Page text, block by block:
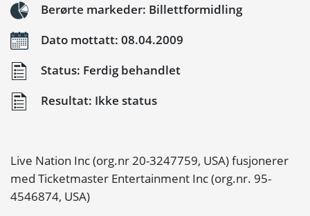
Berørte markeder: Billettformidling
Dato mottatt: 08.04.2009
Status: Ferdig behandlet
Resultat: Ikke status
Live Nation Inc (org.nr 20-3247759, USA) fusjonerer
med Ticketmaster Entertainment Inc (org.nr. 95-
4546874, USA)